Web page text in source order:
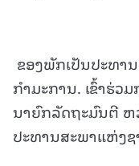
ຂອງພັກເປັນປະທາ
ກຳມະການ. ເຂົ້າຮ່ວ
ນາຍົກລັດຖະມົນຕີ ຫ
ປະທານສະພາແຫ່ງ